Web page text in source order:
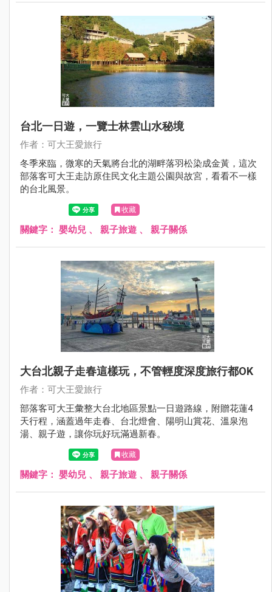
台北一日遊，一覽士林雲山水秘境
作者：可大王愛旅行
冬季來臨，微寒的天氣將台北的湖畔落羽松染成金黃，這次
部落客可大王走訪原住民文化主題公園與故宮，看看不一樣
的台北風景。
收藏
關鍵字： 嬰幼兒 、 親子旅遊 、 親子關係
大台北親子走春這樣玩，不管輕度深度旅行都OK
作者：可大王愛旅行
部落客可大王彙整大台北地區景點一日遊路線，附贈花蓮4
天行程，涵蓋過年走春、台北燈會、陽明山賞花、溫泉泡
湯、親子遊，讓你玩好玩滿過新春。
收藏
關鍵字： 嬰幼兒 、 親子旅遊 、 親子關係